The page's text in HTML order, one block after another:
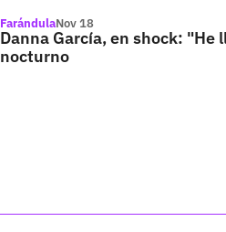
FarándulaNov 18
Danna García, en shock:
nocturno